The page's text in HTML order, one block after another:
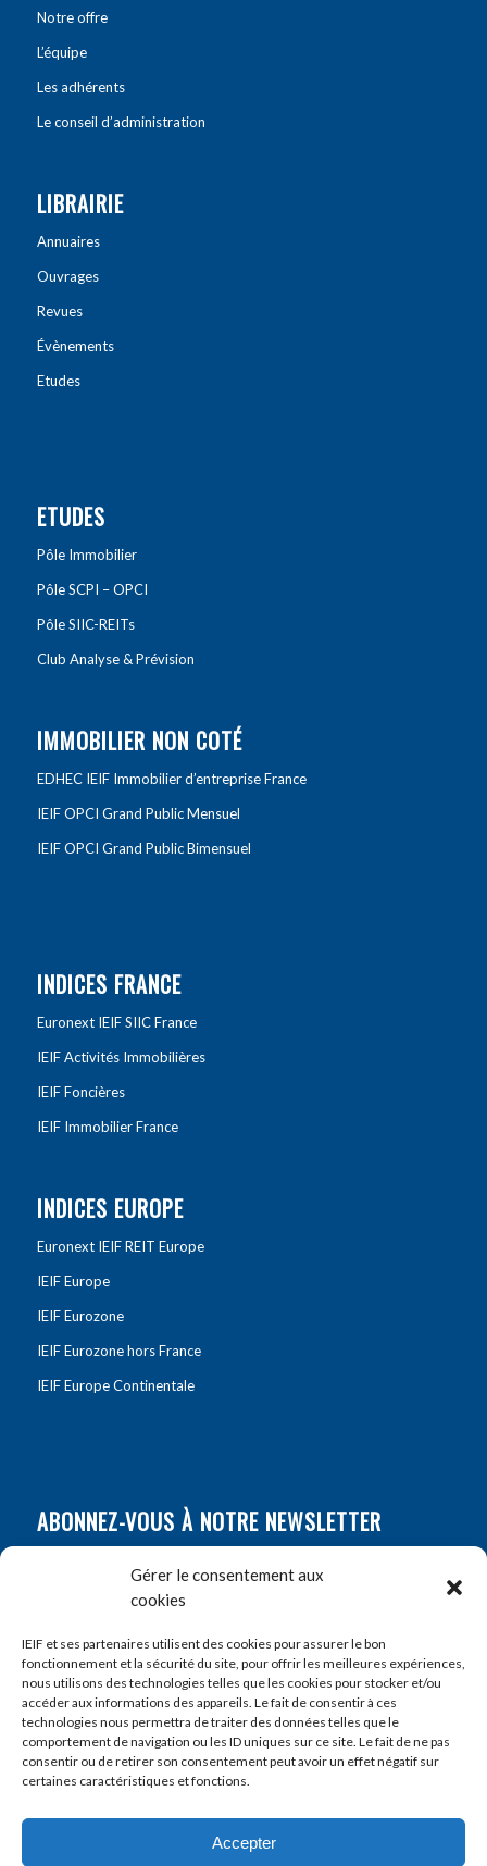
Gérer le consentement aux
cookies
IEIF et ses partenaires utilisent des cookies pour assurer le bon
fonctionnement et la sécurité du site, pour offrir les meilleures expériences,
nous utilisons des technologies telles que les cookies pour stocker et/ou
accéder aux informations des appareils. Le fait de consentir à ces
technologies nous permettra de traiter des données telles que le
comportement de navigation ou les ID uniques sur ce site. Le fait de ne pas
consentir ou de retirer son consentement peut avoir un effet négatif sur
certaines caractéristiques et fonctions.
Accepter
Notre offre
L’équipe
Les adhérents
Le conseil d’administration
LIBRAIRIE
Annuaires
Ouvrages
Revues
Évènements
Etudes
ETUDES
Pôle Immobilier
Pôle SCPI – OPCI
Pôle SIIC-REITs
Club Analyse & Prévision
IMMOBILIER NON COTÉ
EDHEC IEIF Immobilier d’entreprise France
IEIF OPCI Grand Public Mensuel
IEIF OPCI Grand Public Bimensuel
INDICES FRANCE
Euronext IEIF SIIC France
IEIF Activités Immobilières
IEIF Foncières
IEIF Immobilier France
INDICES EUROPE
Euronext IEIF REIT Europe
IEIF Europe
IEIF Eurozone
IEIF Eurozone hors France
IEIF Europe Continentale
ABONNEZ-VOUS À NOTRE NEWSLETTER
Prénom*
E-mail*